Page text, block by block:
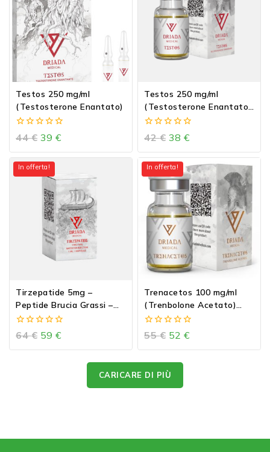
Testos 250 mg/ml
(Testosterone Enantato)
0
out
of
5
44€ 39 €
Testos 250 mg/ml
(Testosterone Enantato)
10ml vial
0
out
of
5
42€ 38 €
In offerta!
Tirzepatide 5mg –
Peptide Brucia Grassi –
Mounjaro
0
out
of
64€ 59 €
In offerta!
Trenacetos 100 mg/ml
(Trenbolone Acetato)
10ml vial
0
out
of
55€ 52 €
CARICARE DI PIÙ